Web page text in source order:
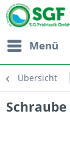
Menü
Übersicht
Schraube